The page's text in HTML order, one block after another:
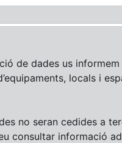
de dades us
locals i
no seran cedides a
consultar informació